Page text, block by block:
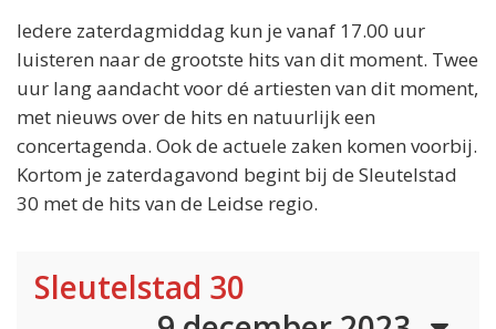
Iedere zaterdagmiddag kun je vanaf 17.00 uur
luisteren naar de grootste hits van dit moment. Twee
uur lang aandacht voor dé artiesten van dit moment,
met nieuws over de hits en natuurlijk een
concertagenda. Ook de actuele zaken komen voorbij.
Kortom je zaterdagavond begint bij de Sleutelstad
30 met de hits van de Leidse regio.
Sleutelstad 30